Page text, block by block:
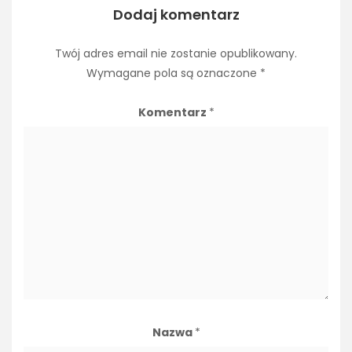
Dodaj komentarz
Twój adres email nie zostanie opublikowany.
Wymagane pola są oznaczone *
Komentarz *
Nazwa *